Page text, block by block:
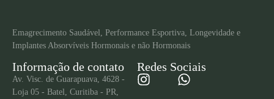
Emagrecimento Saudável, Performance Esportiva, Longevidade e
Implantes Absorvíveis Hormonais e não Hormonais
Informação de contato
Av. Visc. de Guarapuava, 4628 -
Loja 05 - Batel, Curitiba - PR,
Redes Sociais